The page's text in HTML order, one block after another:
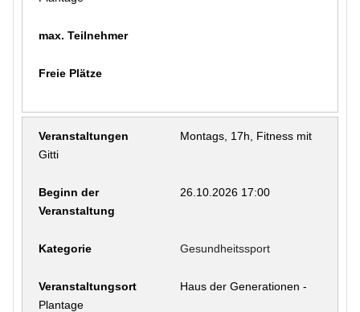
Montags, 17h, Fitness mit
Gitti
26.10.2026 17:00
Gesundheitssport
Haus der Generationen -
Plantage